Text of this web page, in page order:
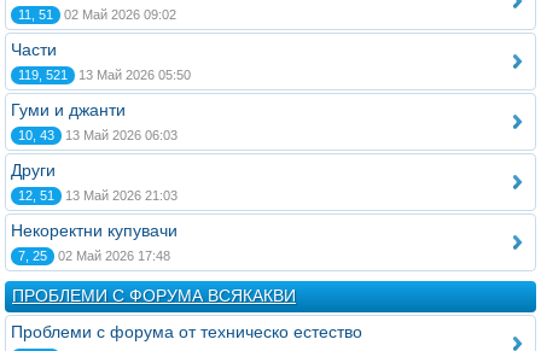
11, 51 02 Май 2026 09:02
Части
119, 521 13 Май 2026 05:50
Гуми и джанти
10, 43 13 Май 2026 06:03
Други
12, 51 13 Май 2026 21:03
Некоректни купувачи
7, 25 02 Май 2026 17:48
ПРОБЛЕМИ С ФОРУМА ВСЯКАКВИ
Проблеми с форума от техническо естество